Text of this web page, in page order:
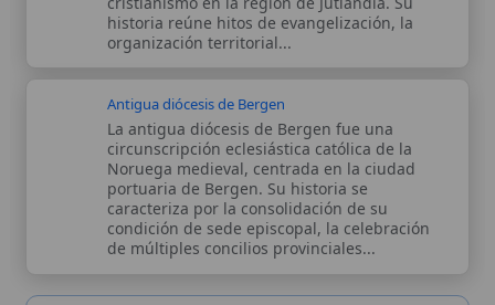
Autor:Comité editorial
Artículo supervisado por el Comité
usando fuentes catolicas: escritos
patrísticos, de santos, artículos
teológicos, documentos históricos, actas
de concilios, encíclicas, fuentes
magisteriales y documentos oficiales de
la Iglesia.Proceso editorial →